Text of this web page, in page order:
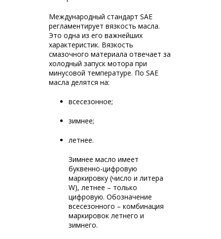
Международный стандарт SAE
регламентирует вязкость масла.
Это одна из его важнейших
характеристик. Вязкость
смазочного материала отвечает за
холодный запуск мотора при
минусовой температуре. По SAE
масла делятся на:
всесезонное;
зимнее;
летнее.
Зимнее масло имеет
буквенно-цифровую
маркировку (число и литера
W), летнее – только
цифровую. Обозначение
всесезонного – комбинация
маркировок летнего и
зимнего.